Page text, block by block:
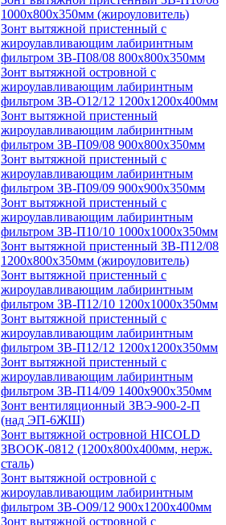
1000х800х350мм (жироуловитель)
Зонт вытяжной пристенный с
жироулавливающим лабиринтным
фильтром ЗВ-П08/08 800х800х350мм
Зонт вытяжной островной с
жироулавливающим лабиринтным
фильтром ЗВ-О12/12 1200х1200х400мм
Зонт вытяжной пристенный
жироулавливающим лабиринтным
фильтром ЗВ-П09/08 900х800х350мм
Зонт вытяжной пристенный с
жироулавливающим лабиринтным
фильтром ЗВ-П09/09 900х900х350мм
Зонт вытяжной пристенный с
жироулавливающим лабиринтным
фильтром ЗВ-П10/10 1000х1000х350мм
Зонт вытяжной пристенный ЗВ-П12/08
1200х800х350мм (жироуловитель)
Зонт вытяжной пристенный с
жироулавливающим лабиринтным
фильтром ЗВ-П12/10 1200х1000х350мм
Зонт вытяжной пристенный с
жироулавливающим лабиринтным
фильтром ЗВ-П12/12 1200х1200х350мм
Зонт вытяжной пристенный с
жироулавливающим лабиринтным
фильтром ЗВ-П14/09 1400х900х350мм
Зонт вентиляционный ЗВЭ-900-2-П
(над ЭП-6ЖШ)
Зонт вытяжной островной HICOLD
ЗВООК-0812 (1200х800x400мм, нерж.
сталь)
Зонт вытяжной островной с
жироулавливающим лабиринтным
фильтром ЗВ-О09/12 900х1200х400мм
Зонт вытяжной островной с